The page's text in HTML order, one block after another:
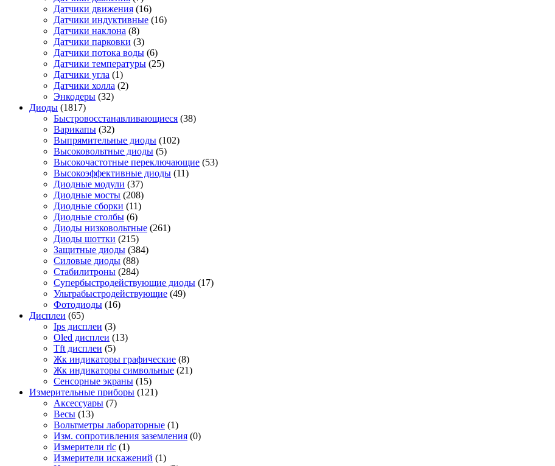
Датчики движения (16)
Датчики индуктивные (16)
Датчики наклона (8)
Датчики парковки (3)
Датчики потока воды (6)
Датчики температуры (25)
Датчики угла (1)
Датчики холла (2)
Энкодеры (32)
Диоды (1817)
Быстровосстанавливающиеся (38)
Варикапы (32)
Выпрямительные диоды (102)
Высоковольтные диоды (5)
Высокочастотные переключающие (53)
Высокоэффективные диоды (11)
Диодные модули (37)
Диодные мосты (208)
Диодные сборки (11)
Диодные столбы (6)
Диоды низковольтные (261)
Диоды шоттки (215)
Защитные диоды (384)
Силовые диоды (88)
Стабилитроны (284)
Супербыстродействующие диоды (17)
Ультрабыстродействующие (49)
Фотодиоды (16)
Дисплеи (65)
Ips дисплеи (3)
Oled дисплеи (13)
Tft дисплеи (5)
Жк индикаторы графические (8)
Жк индикаторы символьные (21)
Сенсорные экраны (15)
Измерительные приборы (121)
Аксессуары (7)
Весы (13)
Вольтметры лабораторные (1)
Изм. сопротивления заземления (0)
Измерители rlc (1)
Измерители искажений (1)